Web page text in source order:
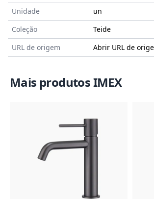
Unidade
un
Coleção
Teide
URL de origem
Abrir URL de
Mais produtos IMEX